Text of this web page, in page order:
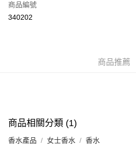
Apple Pay
付款後門市自取，訂單確認後2-4個工作
商品編號
340202
商品推薦
商品相關分類 (1)
香水產品 女士香水 香水